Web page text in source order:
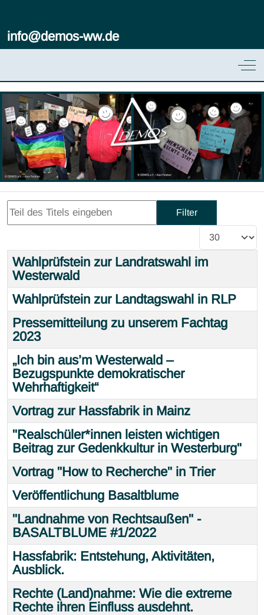
info@demos-ww.de
Teil des Titels eingeben
Filter
Anzeige #
Title
Wahlprüfstein zur Landratswahl im
Westerwald
Wahlprüfstein zur Landtagswahl in RLP
Pressemitteilung zu unserem Fachtag
2023
„Ich bin aus’m Westerwald –
Bezugspunkte demokratischer
Wehrhaftigkeit“
Vortrag zur Hassfabrik in Mainz
"Realschüler*innen leisten wichtigen
Beitrag zur Gedenkkultur in Westerburg"
Vortrag "How to Recherche" in Trier
Veröffentlichung Basaltblume
"Landnahme von Rechtsaußen" -
BASALTBLUME #1/2022
Hassfabrik: Entstehung, Aktivitäten,
Ausblick.
Rechte (Land)nahme: Wie die extreme
Rechte ihren Einfluss ausdehnt.